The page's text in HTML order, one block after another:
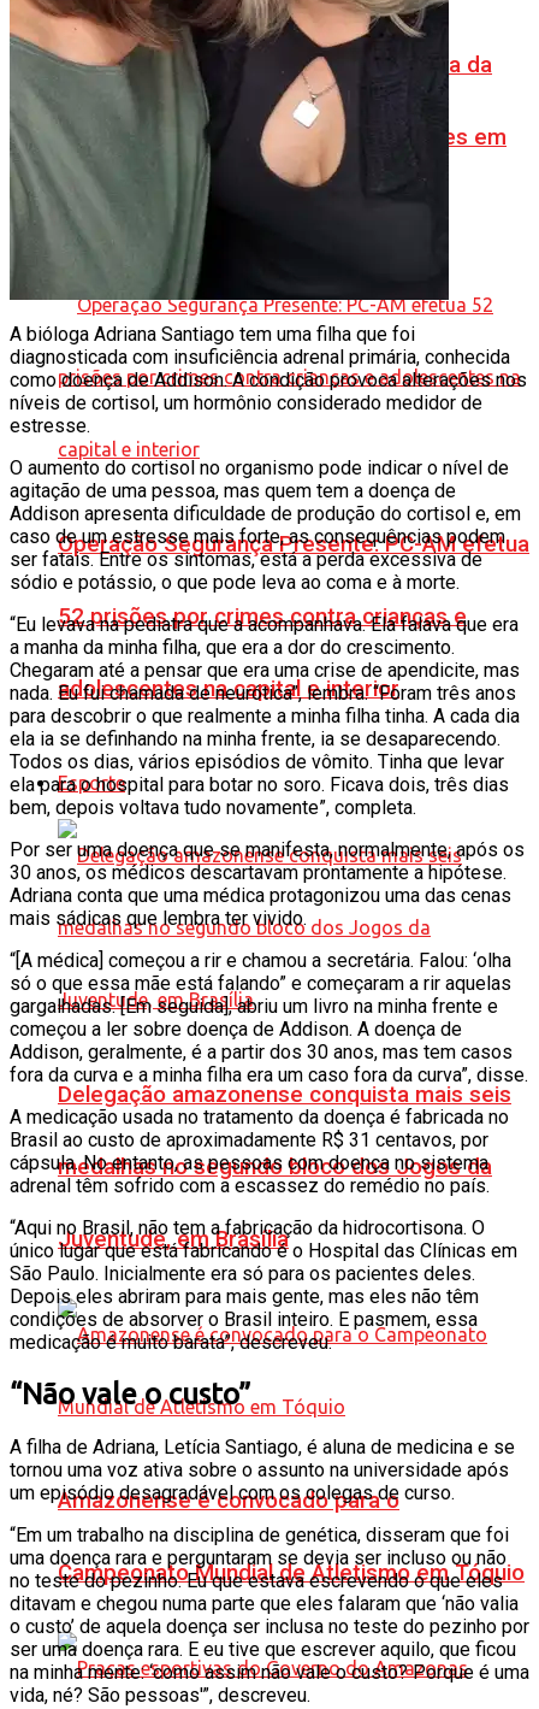
Com patrulhamento fluvial, Ronda Maria da
Penha fortalece segurança de mulheres em
Manacapuru
Operação Segurança Presente: PC-AM efetua
52 prisões por crimes contra crianças e
adolescentes na capital e interior
Esporte
Delegação amazonense conquista mais seis
medalhas no segundo bloco dos Jogos da
Juventude, em Brasília
Amazonense é convocado para o
Campeonato Mundial de Atletismo em Tóquio
A bióloga Adriana Santiago tem uma filha que foi
diagnosticada com insuficiência adrenal primária, conhecida
como doença de Addison. A condição provoca alterações nos
níveis de cortisol, um hormônio considerado medidor de
estresse.
O aumento do cortisol no organismo pode indicar o nível de
agitação de uma pessoa, mas quem tem a doença de
Addison apresenta dificuldade de produção do cortisol e, em
caso de um estresse mais forte, as consequências podem
ser fatais. Entre os sintomas, está a perda excessiva de
sódio e potássio, o que pode leva ao coma e à morte.
“Eu levava na pediatra que a acompanhava. Ela falava que era
a manha da minha filha, que era a dor do crescimento.
Chegaram até a pensar que era uma crise de apendicite, mas
nada. Eu fui chamada de neurótica”, lembra. “Foram três anos
para descobrir o que realmente a minha filha tinha. A cada dia
ela ia se definhando na minha frente, ia se desaparecendo.
Todos os dias, vários episódios de vômito. Tinha que levar
ela para o hospital para botar no soro. Ficava dois, três dias
bem, depois voltava tudo novamente”, completa.
Por ser uma doença que se manifesta, normalmente, após os
30 anos, os médicos descartavam prontamente a hipótese.
Adriana conta que uma médica protagonizou uma das cenas
mais sádicas que lembra ter vivido.
“[A médica] começou a rir e chamou a secretária. Falou: ‘olha
só o que essa mãe está falando” e começaram a rir aquelas
gargalhadas. [Em seguida], abriu um livro na minha frente e
começou a ler sobre doença de Addison. A doença de
Addison, geralmente, é a partir dos 30 anos, mas tem casos
fora da curva e a minha filha era um caso fora da curva”, disse.
A medicação usada no tratamento da doença é fabricada no
Brasil ao custo de aproximadamente R$ 31 centavos, por
cápsula. No entanto, as pessoas com doença no sistema
adrenal têm sofrido com a escassez do remédio no país.
“Aqui no Brasil, não tem a fabricação da hidrocortisona. O
único lugar que está fabricando é o Hospital das Clínicas em
São Paulo. Inicialmente era só para os pacientes deles.
Depois eles abriram para mais gente, mas eles não têm
condições de absorver o Brasil inteiro. E pasmem, essa
medicação é muito barata”, descreveu.
“Não vale o custo”
A filha de Adriana, Letícia Santiago, é aluna de medicina e se
tornou uma voz ativa sobre o assunto na universidade após
um episódio desagradável com os colegas de curso.
“Em um trabalho na disciplina de genética, disseram que foi
uma doença rara e perguntaram se devia ser incluso ou não
no teste do pezinho. Eu que estava escrevendo o que eles
ditavam e chegou numa parte que eles falaram que ‘não valia
o custo’ de aquela doença ser inclusa no teste do pezinho por
ser uma doença rara. E eu tive que escrever aquilo, que ficou
na minha mente: ‘como assim não vale o custo? Porque é uma
vida, né? São pessoas'”, descreveu.